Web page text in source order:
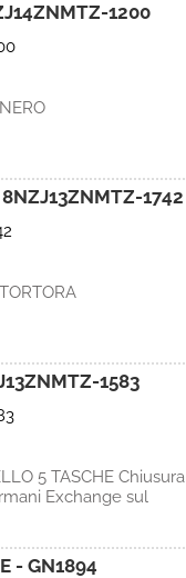
1200
1742
1583
5 TASCHE Chiusura
Exchange sul
- GN1894